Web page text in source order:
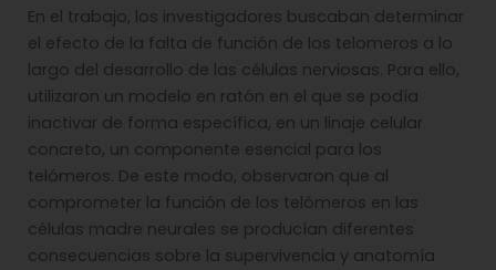
En el trabajo, los investigadores buscaban determinar
el efecto de la falta de función de los telomeros a lo
largo del desarrollo de las células nerviosas. Para ello,
utilizaron un modelo en ratón en el que se podía
inactivar de forma específica, en un linaje celular
concreto, un componente esencial para los
telómeros. De este modo, observaron que al
comprometer la función de los telómeros en las
células madre neurales se producían diferentes
consecuencias sobre la supervivencia y anatomía